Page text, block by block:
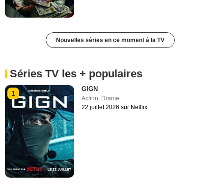
Nouvelles séries en ce moment à la TV
Séries TV les + populaires
1
GIGN
Action, Drame
22 juillet 2026 sur Netflix